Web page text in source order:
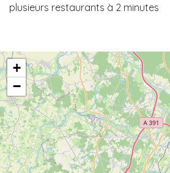
plusieurs restaurants à 2 minutes
+
−